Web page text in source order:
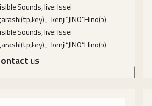
Sounds, live: Issei
、kenji“JINO”Hino(b)
Sounds, live: Issei
、kenji“JINO”Hino(b)
us